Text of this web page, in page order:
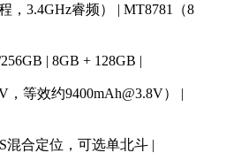
，3.4GHz睿频） | MT8781（8
| 8GB + 128GB |
，等效约9400mAh@3.8V） |
混合定位，可选单北斗 |